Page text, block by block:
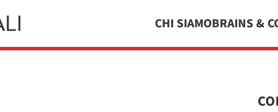
CHI SIAMOBRAINS &